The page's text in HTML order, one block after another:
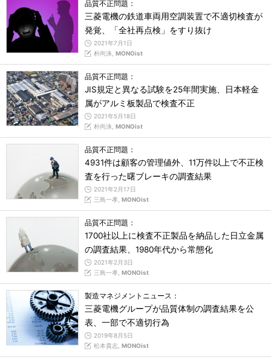
品質不正問題：
三菱電機の鉄道車両用空調装置で不適切検査が
発覚、「全社再点検」をすり抜け
2021年7月1日
朴尚洙, MONOist
品質不正問題：
JIS規定と異なる試験を25年間実施、日本軽金
属がアルミ板製品で検査不正
2021年5月18日
朴尚洙, MONOist
品質不正問題：
4931件は顧客の管理値外、11万件以上で不正検
査を行った曙ブレーキの調査結果
2021年2月17日
三島一孝, MONOist
品質不正問題：
1700社以上に検査不正製品を納品した日立金属
の調査結果、1980年代から常態化
2021年2月3日
三島一孝, MONOist
製造マネジメントニュース：
三菱電機グループが品質体制の調査結果を公
表、一部で不適切行為
2019年8月5日
松本貴志, MONOist